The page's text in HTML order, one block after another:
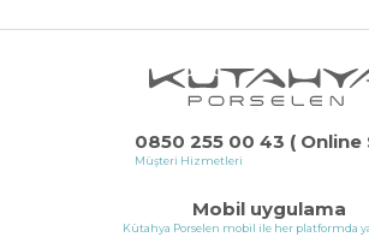
0850 255 00 43 ( Online
Müşteri Hizmetleri
Mobil uygulama
Kütahya Porselen mobil ile her platformda